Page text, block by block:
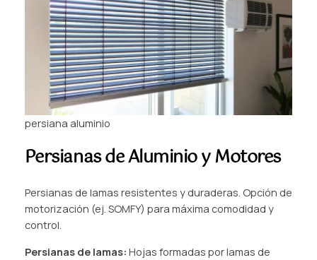
persiana aluminio
Persianas de Aluminio y Motores
Persianas de lamas resistentes y duraderas. Opción de
motorización (ej. SOMFY) para máxima comodidad y
control.
Persianas de lamas: Hojas formadas por lamas de